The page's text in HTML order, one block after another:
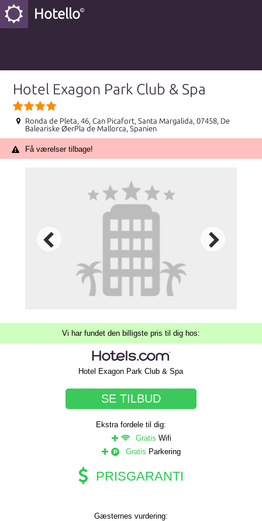
Hotello
Hotel Exagon Park Club & Spa
Ronda de Pleta, 46, Can Picafort, Santa Margalida, 07458, De
Baleariske ØerPla de Mallorca, Spanien
Få værelser tilbage!
Vi har fundet den billigste pris til dig hos:
Hotel Exagon Park Club & Spa
SE TILBUD
Ekstra fordele til dig:
Gratis Wifi
Gratis Parkering
PRISGARANTI
Gæsternes vurdering: